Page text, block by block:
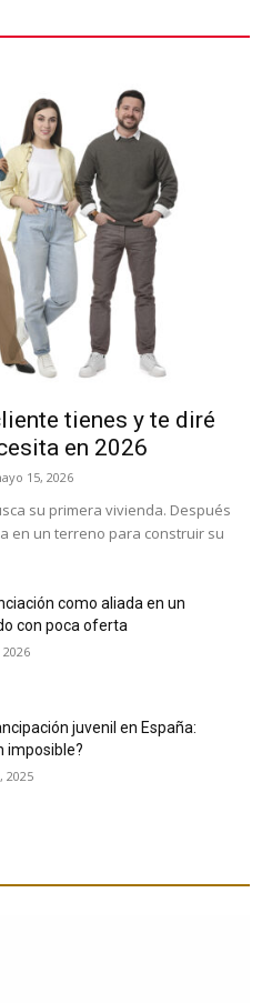
tienes y te diré
en 2026
15, 2026
su primera vivienda. Después
en un terreno para construir su
como aliada en un
con poca oferta
juvenil en España:
imposible?
2025